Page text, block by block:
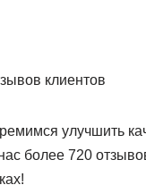
клиентов
улучшить
более 720